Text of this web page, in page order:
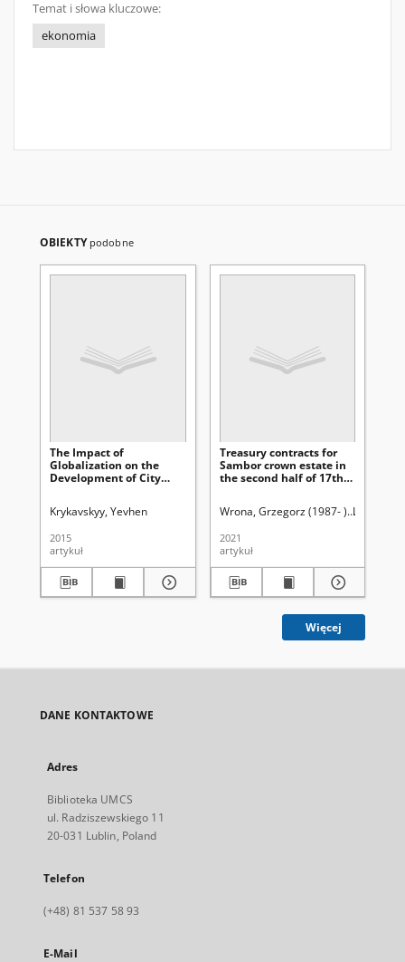
Temat i słowa kluczowe:
ekonomia
OBIEKTY podobne
The Impact of
Globalization on the
Development of City
Krykavskyy, Yevhen
2015
artykuł
Treasury contracts for
Sambor crown estate in
the second half of 17th
Wrona, Grzegorz (1987- ) Latawiec,
2021
artykuł
Więcej
DANE KONTAKTOWE
Adres
Biblioteka UMCS
ul. Radziszewskiego 11
20-031 Lublin, Poland
Telefon
(+48) 81 537 58 93
E-Mail